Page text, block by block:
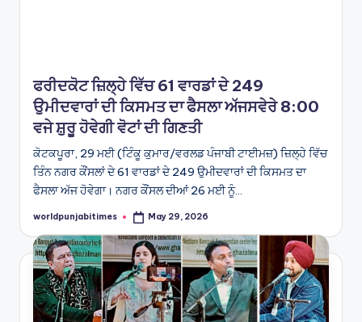
ਫਰੀਦਕੋਟ ਜ਼ਿਲ੍ਹੇ ਵਿੱਚ 61 ਵਾਰਡਾਂ ਦੇ 249
ਉਮੀਦਵਾਰਾਂ ਦੀ ਕਿਸਮਤ ਦਾ ਫੈਸਲਾ ਅੱਜਸਵੇਰੇ 8:00
ਵਜੇ ਸ਼ੁਰੂ ਹੋਵੇਗੀ ਵੋਟਾਂ ਦੀ ਗਿਣਤੀ
ਕੋਟਕਪੂਰਾ, 29 ਮਈ (ਟਿੰਕੂ ਕੁਮਾਰ/ਵਰਲਡ ਪੰਜਾਬੀ ਟਾਈਮਜ਼) ਜ਼ਿਲ੍ਹੇ ਵਿੱਚ
ਤਿੰਨ ਨਗਰ ਕੌਂਸਲਾਂ ਦੇ 61 ਵਾਰਡਾਂ ਦੇ 249 ਉਮੀਦਵਾਰਾਂ ਦੀ ਕਿਸਮਤ ਦਾ
ਫੈਸਲਾ ਅੱਜ ਹੋਵੇਗਾ। ਨਗਰ ਕੌਂਸਲ ਦੀਆਂ 26 ਮਈ ਨੂੰ…
Posted
worldpunjabitimes May 29, 2026